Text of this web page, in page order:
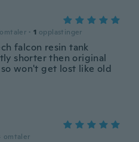
omtaler · 1 opplastinger
falcon resin tank
shorter then original
won't get lost like old
omtaler